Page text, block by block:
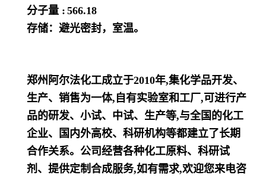
分子量 : 566.18
存储：避光密封，室温。
郑州阿尔法化工成立于2010年,集化学品开发、
生产、销售为一体,自有实验室和工厂,可进行产
品的研发、小试、中试、生产等,与全国的化工
企业、国内外高校、科研机构等都建立了长期
合作关系。公司经营各种化工原料、科研试
剂、提供定制合成服务,如有需求,欢迎您来电咨